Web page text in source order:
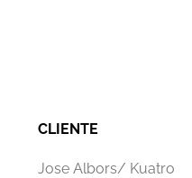
CLIENTE
Jose Albors/ Kuatro